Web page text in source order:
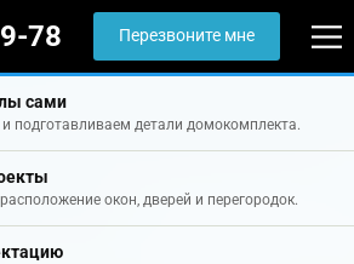
78 Перезвоните мне
сами
подготавливаем детали домокомплекта.
окон, дверей и перегородок.